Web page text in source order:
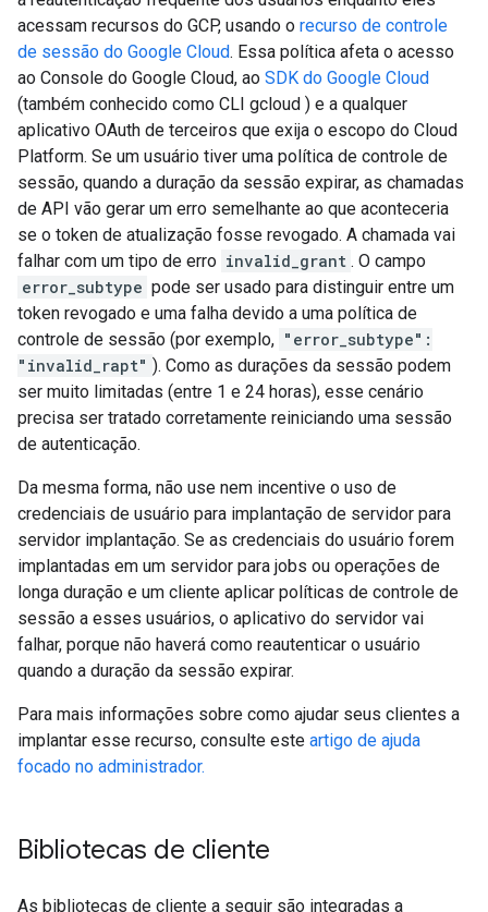
acessam recursos do GCP, usando o recurso de controle
de sessão do Google Cloud. Essa política afeta o acesso
ao Console do Google Cloud, ao SDK do Google Cloud
(também conhecido como CLI gcloud ) e a qualquer
aplicativo OAuth de terceiros que exija o escopo do Cloud
Platform. Se um usuário tiver uma política de controle de
sessão, quando a duração da sessão expirar, as chamadas
de API vão gerar um erro semelhante ao que aconteceria
se o token de atualização fosse revogado. A chamada vai
falhar com um tipo de erro invalid_grant . O campo
error_subtype pode ser usado para distinguir entre um
token revogado e uma falha devido a uma política de
controle de sessão (por exemplo, "error_subtype":
"invalid_rapt" ). Como as durações da sessão podem
ser muito limitadas (entre 1 e 24 horas), esse cenário
precisa ser tratado corretamente reiniciando uma sessão
de autenticação.
Da mesma forma, não use nem incentive o uso de
credenciais de usuário para implantação de servidor para
servidor implantação. Se as credenciais do usuário forem
implantadas em um servidor para jobs ou operações de
longa duração e um cliente aplicar políticas de controle de
sessão a esses usuários, o aplicativo do servidor vai
falhar, porque não haverá como reautenticar o usuário
quando a duração da sessão expirar.
Para mais informações sobre como ajudar seus clientes a
implantar esse recurso, consulte este artigo de ajuda
focado no administrador.
Bibliotecas de cliente
As bibliotecas de cliente a seguir são integradas a